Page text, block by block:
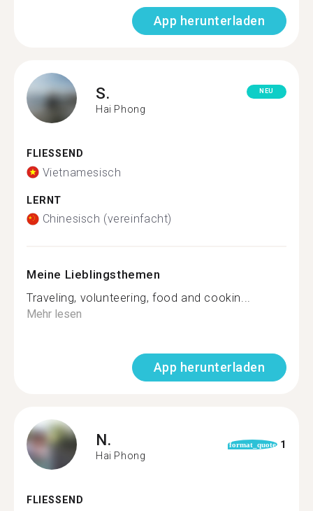
App herunterladen
S.
Hai Phong
NEU
FLIESSEND
Vietnamesisch
LERNT
Chinesisch (vereinfacht)
Meine Lieblingsthemen
Traveling, volunteering, food and cookin...
Mehr lesen
App herunterladen
N.
Hai Phong
format_quote 1
FLIESSEND